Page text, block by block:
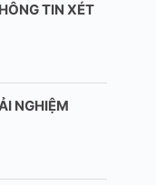
TIN XÉT
NGHIỆM